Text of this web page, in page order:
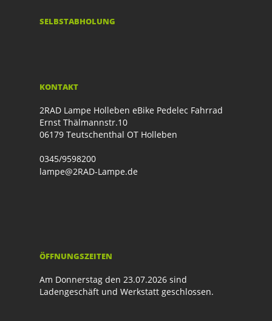
SELBSTABHOLUNG
KONTAKT
2RAD Lampe Holleben eBike Pedelec Fahrrad
Ernst Thälmannstr.10
06179 Teutschenthal OT Holleben
0345/9598200
lampe@2RAD-Lampe.de
ÖFFNUNGSZEITEN
Am Donnerstag den 23.07.2026 sind
Ladengeschäft und Werkstatt geschlossen.